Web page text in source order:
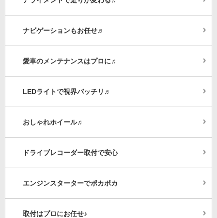
ナビゲーションもお任せ♬
愛車のメンテナンスはプロに♬
LEDライトで視界バッチリ♬
おしゃれホイール♬
ドライブレコーダー取付で安心
エンジンスターターでポカポカ
取付はプロにお任せ♪